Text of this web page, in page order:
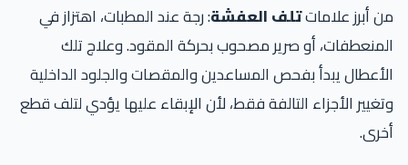
أبرز علاماتتلف العفشة: رجة عند المطبات، اهتزاز في
أو صرير مصحوب بحركة المقود. وعلاج تلك
يبدأ بفحص المساعدين والمقصات والجلود الداخلية
الأجزاء التالفة فقط، لأن الإبقاء عليها يؤدي لتلف قطع